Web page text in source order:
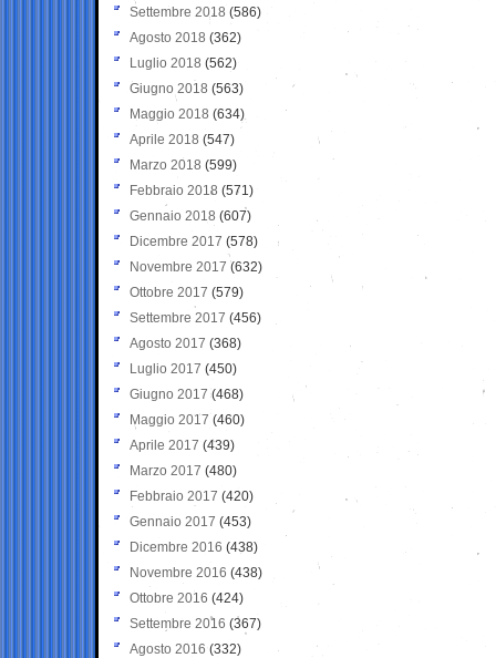
Settembre 2018 (586)
Agosto 2018 (362)
Luglio 2018 (562)
Giugno 2018 (563)
Maggio 2018 (634)
Aprile 2018 (547)
Marzo 2018 (599)
Febbraio 2018 (571)
Gennaio 2018 (607)
Dicembre 2017 (578)
Novembre 2017 (632)
Ottobre 2017 (579)
Settembre 2017 (456)
Agosto 2017 (368)
Luglio 2017 (450)
Giugno 2017 (468)
Maggio 2017 (460)
Aprile 2017 (439)
Marzo 2017 (480)
Febbraio 2017 (420)
Gennaio 2017 (453)
Dicembre 2016 (438)
Novembre 2016 (438)
Ottobre 2016 (424)
Settembre 2016 (367)
Agosto 2016 (332)